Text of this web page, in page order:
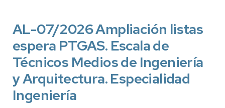
de
Servicios
Generales,
Servicios
Generales,
localidad
de
AL-07/2026 Ampliación listas
espera PTGAS. Escala de
Técnicos Medios de Ingeniería
y Arquitectura. Especialidad
Ingeniería